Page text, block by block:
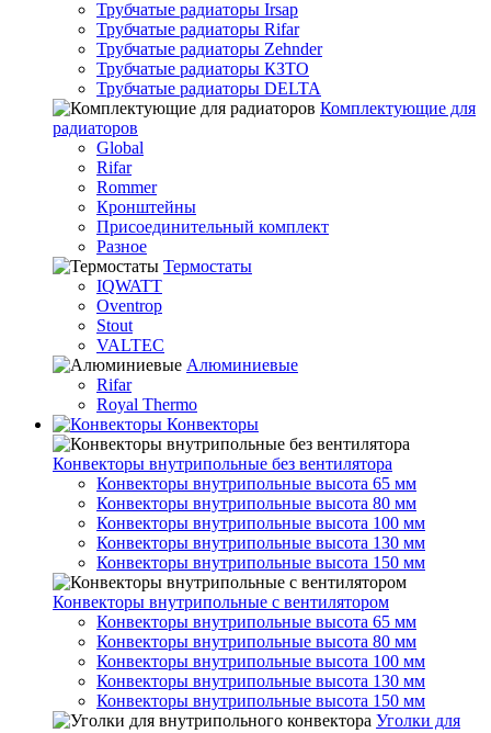
Трубчатые радиаторы Irsap
Трубчатые радиаторы Rifar
Трубчатые радиаторы Zehnder
Трубчатые радиаторы КЗТО
Трубчатые радиаторы DELTA
Комплектующие для
радиаторов
Global
Rifar
Rommer
Кронштейны
Присоединительный комплект
Разное
Термостаты
IQWATT
Oventrop
Stout
VALTEC
Алюминиевые
Rifar
Royal Thermo
Конвекторы
Конвекторы внутрипольные без вентилятора
Конвекторы внутрипольные высота 65 мм
Конвекторы внутрипольные высота 80 мм
Конвекторы внутрипольные высота 100 мм
Конвекторы внутрипольные высота 130 мм
Конвекторы внутрипольные высота 150 мм
Конвекторы внутрипольные с вентилятором
Конвекторы внутрипольные высота 65 мм
Конвекторы внутрипольные высота 80 мм
Конвекторы внутрипольные высота 100 мм
Конвекторы внутрипольные высота 130 мм
Конвекторы внутрипольные высота 150 мм
Уголки для